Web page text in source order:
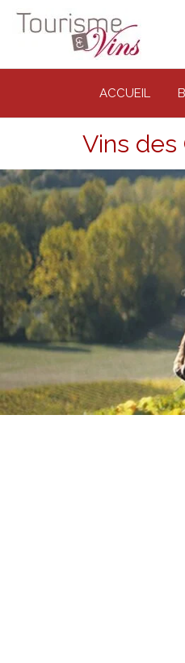
ACCUEIL
Vins des